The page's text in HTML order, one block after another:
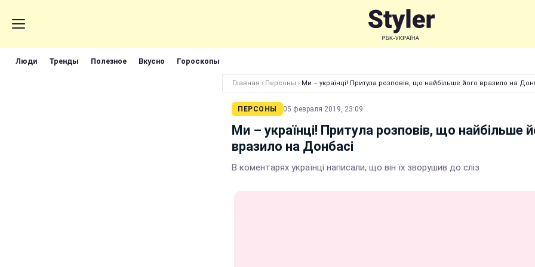
Люди Тренды Полезное Вкусно Гороскопы
Главная › Персоны › Ми – українці! Притула розповів, що найбільше його вразило на
ПЕРСОНЫ 05 февраля 2019, 23:09
Ми – українці! Притула розповів, що найбільше
вразило на Донбасі
В коментарях українці написали, що він їх зворушив до сліз